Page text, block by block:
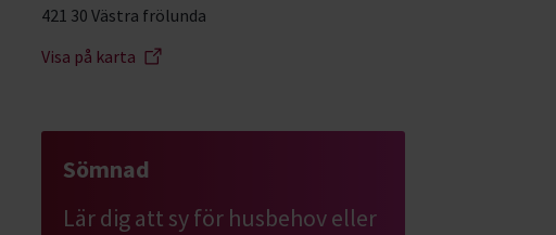
421 30 Västra frölunda
Visa på karta
Sömnad
Lär dig att sy för husbehov eller